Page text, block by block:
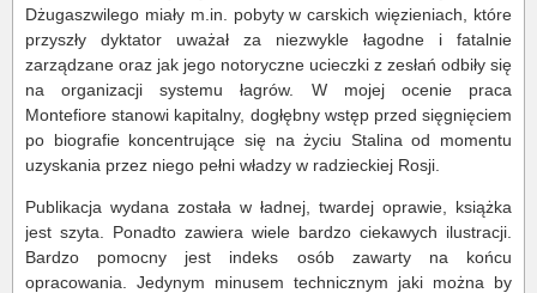
Dżugaszwilego miały m.in. pobyty w carskich więzieniach, które
przyszły dyktator uważał za niezwykle łagodne i fatalnie
zarządzane oraz jak jego notoryczne ucieczki z zesłań odbiły się
na organizacji systemu łagrów. W mojej ocenie praca
Montefiore stanowi kapitalny, dogłębny wstęp przed sięgnięciem
po biografie koncentrujące się na życiu Stalina od momentu
uzyskania przez niego pełni władzy w radzieckiej Rosji.
Publikacja wydana została w ładnej, twardej oprawie, książka
jest szyta. Ponadto zawiera wiele bardzo ciekawych ilustracji.
Bardzo pomocny jest indeks osób zawarty na końcu
opracowania. Jedynym minusem technicznym jaki można by